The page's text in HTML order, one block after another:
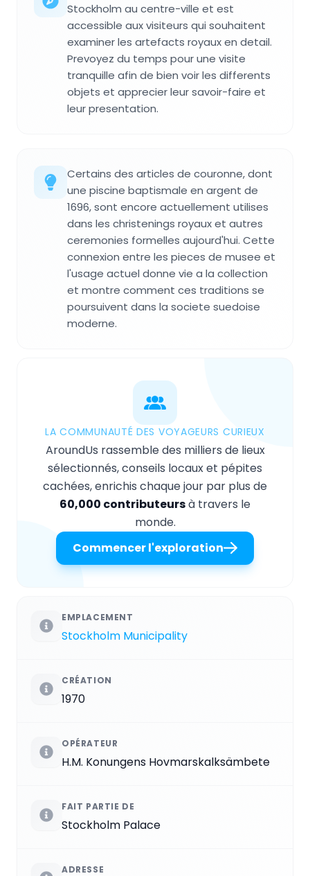
Stockholm au centre-ville et est
accessible aux visiteurs qui souhaitent
examiner les artefacts royaux en detail.
Prevoyez du temps pour une visite
tranquille afin de bien voir les differents
objets et apprecier leur savoir-faire et
leur presentation.
Certains des articles de couronne, dont
une piscine baptismale en argent de
1696, sont encore actuellement utilises
dans les christenings royaux et autres
ceremonies formelles aujourd'hui. Cette
connexion entre les pieces de musee et
l'usage actuel donne vie a la collection
et montre comment ces traditions se
poursuivent dans la societe suedoise
moderne.
LA COMMUNAUTÉ DES VOYAGEURS CURIEUX
AroundUs rassemble des milliers de lieux
sélectionnés, conseils locaux et pépites
cachées, enrichis chaque jour par plus de
60,000 contributeursà travers le
monde.
Commencer l'exploration
EMPLACEMENT
Stockholm Municipality
CRÉATION
1970
OPÉRATEUR
H.M. Konungens Hovmarskalksämbete
FAIT PARTIE DE
Stockholm Palace
ADRESSE